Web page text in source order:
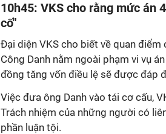
10h45: VKS cho rằng mức án
cố"
Đại diện VKS cho biết về quan điểm
Công Danh nằm ngoài phạm vi vụ
đồng tăng vốn điều lệ sẽ được đáp
Việc đưa ông Danh vào tái cơ cấu,
Trách nhiệm của những người có
phần luận tội.